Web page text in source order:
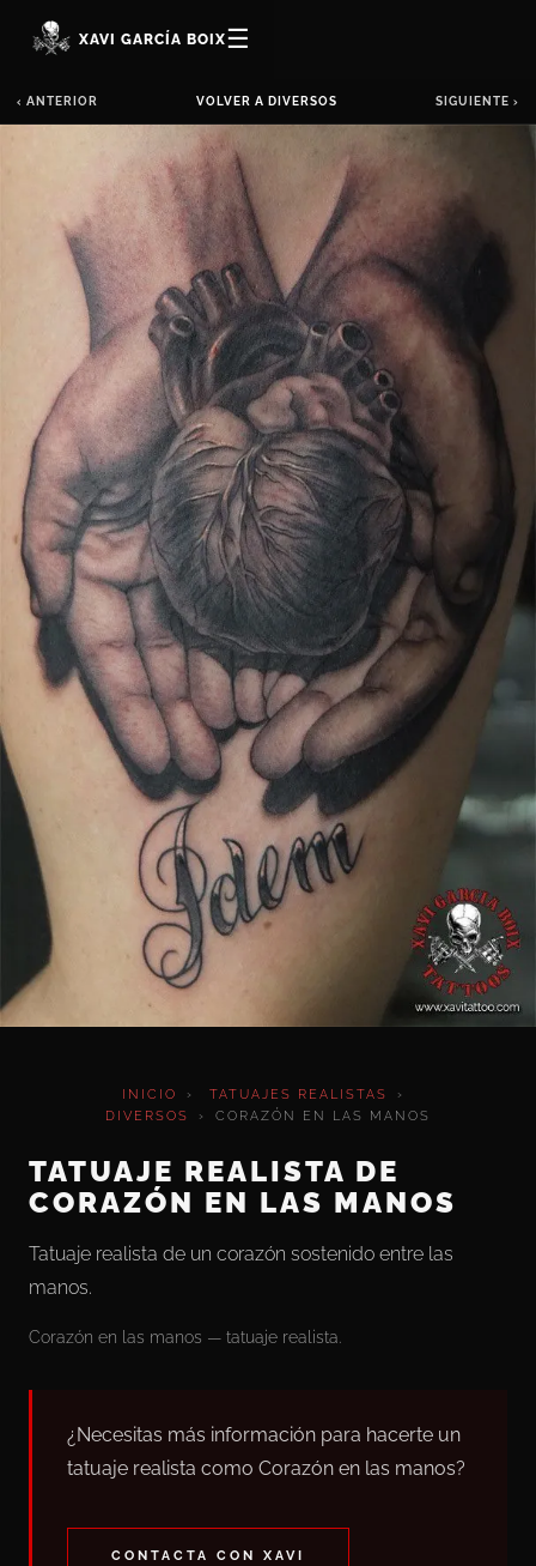
XAVI GARCÍA BOIX☰
‹ ANTERIOR VOLVER A DIVERSOS SIGUIENTE ›
INICIO › TATUAJES REALISTAS
›
DIVERSOS
› CORAZÓN EN LAS MANOS
TATUAJE REALISTA DE
CORAZÓN EN LAS MANOS
Tatuaje realista de un corazón sostenido entre las
manos.
Corazón en las manos — tatuaje realista.
¿Necesitas más información para hacerte un
tatuaje realista como Corazón en las manos?
CONTACTA CON XAVI